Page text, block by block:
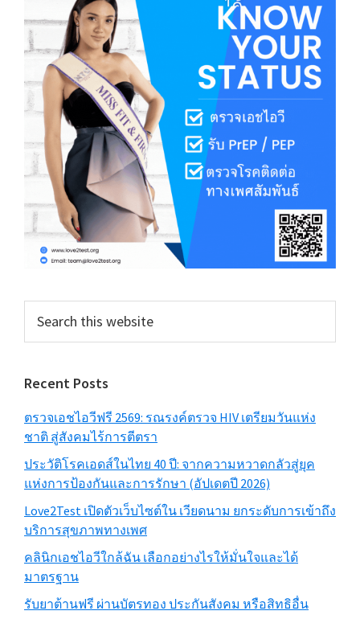
this
Recent Posts
ตรวจเอชไอวีฟรี 2569: รณรงค์ตรวจ HIV เตรียมวันแห่ง
ชาติ สู่สังคมไร้การตีตรา
ประวัติโรคเอดส์ในไทย 40 ปี: จากความหวาดกลัวสู่ยุค
แห่งการป้องกันและการรักษา (อัปเดตปี 2026)
Love2Test เปิดตัวเว็บไซต์ใน เวียดนาม ยกระดับการเข้าถึง
บริการสุขภาพทางเพศ
คลินิกเอชไอวีใกล้ฉัน เลือกอย่างไรให้มั่นใจและได้
มาตรฐาน
รับยาต้านฟรี ผ่านบัตรทอง ประกันสังคม หรือสิทธิอื่น